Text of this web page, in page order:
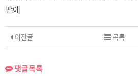
판에
이전글 목록
댓글목록